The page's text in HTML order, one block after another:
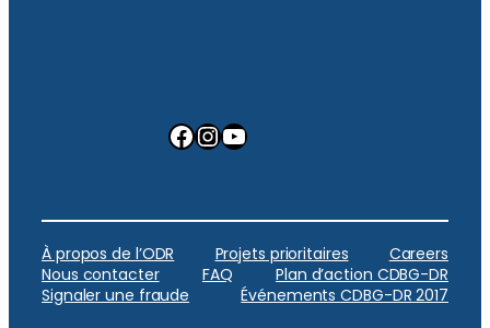
Facebook InstagramYouTube
À propos de l’ODR Projets prioritaires
Careers
Nous contacter
FAQ
Plan d’action CDBG-DR
Signaler une fraude
Événements CDBG-DR 2017